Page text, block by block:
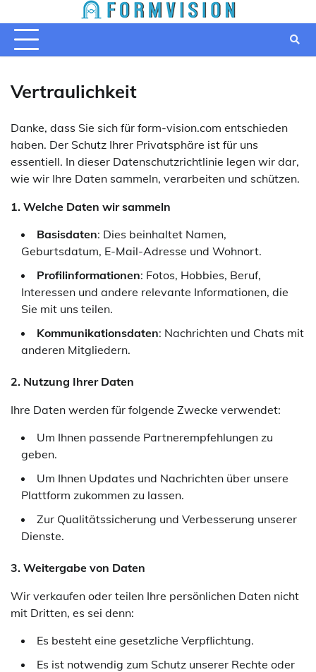
to
content
Vertraulichkeit
Danke, dass Sie sich für form-vision.com entschieden
haben. Der Schutz Ihrer Privatsphäre ist für uns
essentiell. In dieser Datenschutzrichtlinie legen wir dar,
wie wir Ihre Daten sammeln, verarbeiten und schützen.
1. Welche Daten wir sammeln
Basisdaten: Dies beinhaltet Namen,
Geburtsdatum, E-Mail-Adresse und Wohnort.
Profilinformationen: Fotos, Hobbies, Beruf,
Interessen und andere relevante Informationen, die
Sie mit uns teilen.
Kommunikationsdaten: Nachrichten und Chats mit
anderen Mitgliedern.
2. Nutzung Ihrer Daten
Ihre Daten werden für folgende Zwecke verwendet:
Um Ihnen passende Partnerempfehlungen zu
geben.
Um Ihnen Updates und Nachrichten über unsere
Plattform zukommen zu lassen.
Zur Qualitätssicherung und Verbesserung unserer
Dienste.
3. Weitergabe von Daten
Wir verkaufen oder teilen Ihre persönlichen Daten nicht
mit Dritten, es sei denn:
Es besteht eine gesetzliche Verpflichtung.
Es ist notwendig zum Schutz unserer Rechte oder